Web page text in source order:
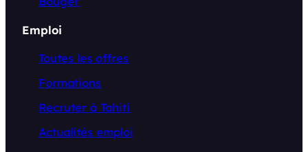
Emploi
Toutes les offres
Formations
Recruter à Tahiti
Actualités emploi